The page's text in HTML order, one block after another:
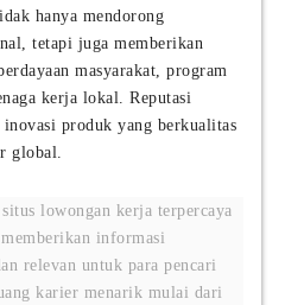
hanya mendorong
tetapi juga memberikan
masyarakat, program
kerja lokal. Reputasi
produk yang berkualitas
global.
lowongan kerja terpercaya
informasi
relevan untuk para pencari
karier menarik mulai dari